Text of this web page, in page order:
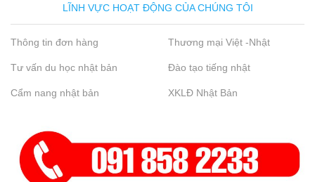
LĨNH VỰC HOẠT ĐỘNG CỦA CHÚNG TÔI
Thông tin đơn hàng Thương mại Việt -Nhật
Tư vấn du học nhật bản Đào tạo tiếng nhật
Cẩm nang nhật bản XKLĐ Nhật Bản